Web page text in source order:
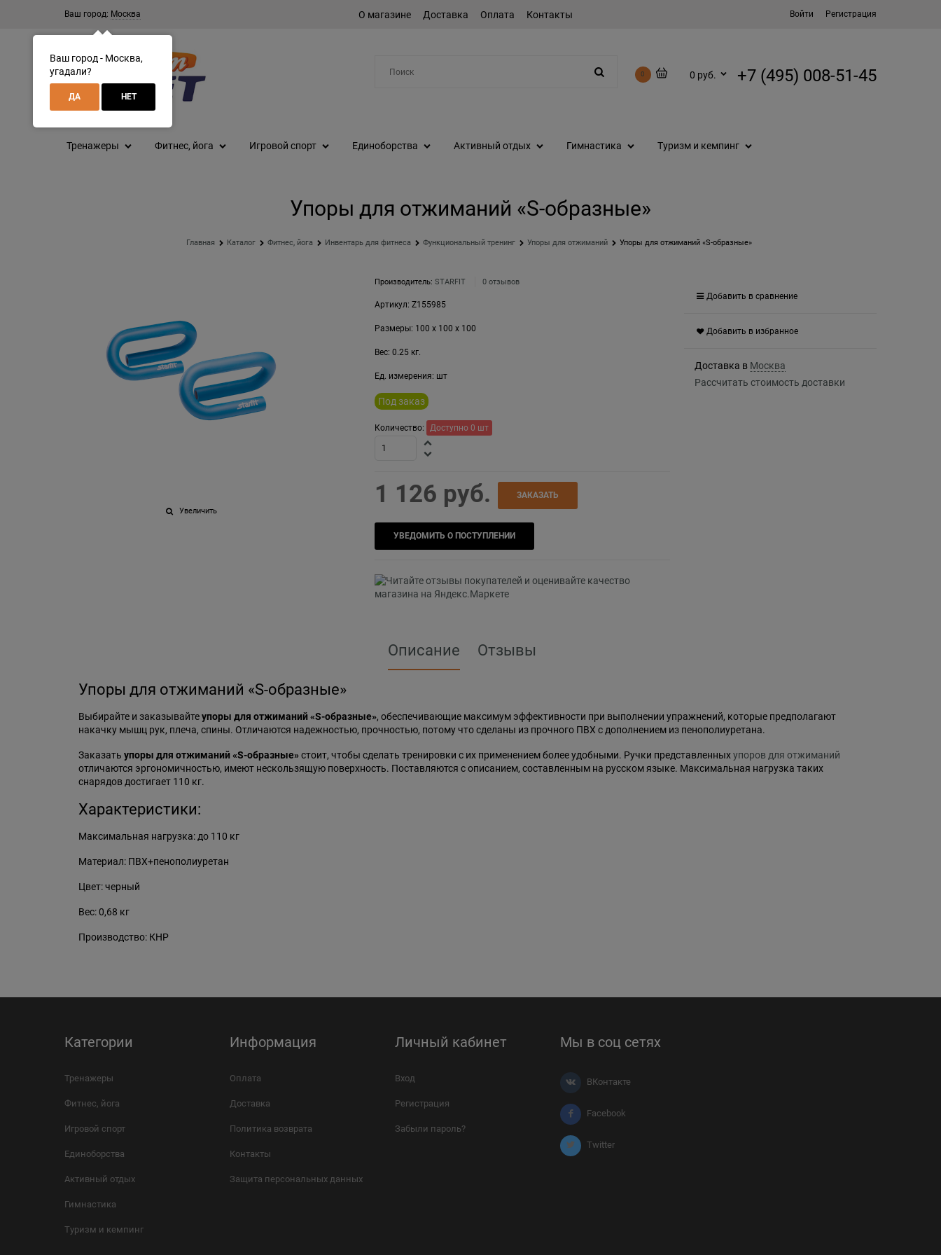
Ваш город: Москва О магазине Доставка Оплата Контакты Войти Регистрация
0 0 руб. +7 (495) 008-51-45
Тренажеры Фитнес, йога Игровой спорт Единоборства Активный отдых Гимнастика Туризм и кемпинг
Упоры для отжиманий «S-образные»
Главная Каталог Фитнес, йога Инвентарь для фитнеса Функциональный тренинг Упоры для отжиманий Упоры для отжиманий «S-образные»
Увеличить
Производитель: STARFIT 0 отзывов
Артикул: Z155985
Размеры: 100 x 100 x 100
Вес: 0.25кг.
Ед. измерения: шт
Под заказ
Количество: Доступно 0 шт
1 126 руб. ЗАКАЗАТЬ
УВЕДОМИТЬ О ПОСТУПЛЕНИИ
Добавить в сравнение
Добавить в избранное
Доставка в Москва
Рассчитать стоимость доставки
Описание Отзывы
Упоры для отжиманий «S-образные»
Выбирайте и заказывайтеупоры для отжиманий «S-образные», обеспечивающие максимум эффективности при выполнении упражнений, которые предполагают
накачку мышц рук, плеча, спины. Отличаются надежностью, прочностью, потому что сделаны из прочного ПВХ с дополнением из пенополиуретана.
Заказать упоры для отжиманий «S-образные»стоит, чтобы сделать тренировки с их применением более удобными. Ручки представленныхупоров для отжиманий
отличаются эргономичностью, имеют нескользящую поверхность. Поставляются с описанием, составленным на русском языке. Максимальная нагрузка таких
снарядов достигает 110 кг.
Характеристики:
Максимальная нагрузка: до 110 кг
Материал: ПВХ+пенополиуретан
Цвет: черный
Вес: 0,68 кг
Производство: КНР
Категории
Тренажеры
Фитнес, йога
Игровой спорт
Единоборства
Активный отдых
Гимнастика
Туризм и кемпинг
Информация
Оплата
Доставка
Политика возврата
Контакты
Защита персональных данных
Личный кабинет
Вход
Регистрация
Забыли пароль?
Мы в соц сетях
ВКонтакте
Facebook
Twitter
Ваш город - Москва,
угадали?
ДА НЕТ